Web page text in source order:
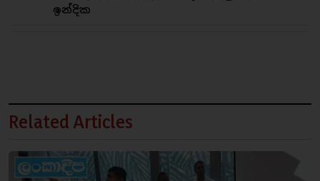
ඉන්දික
Related Articles